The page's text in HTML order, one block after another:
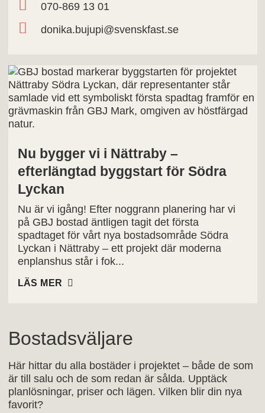
070-869 13 01
donika.bujupi@svenskfast.se
Nu bygger vi i Nättraby –
efterlängtad byggstart för Södra
Lyckan
Nu är vi igång! Efter noggrann planering har vi
på GBJ bostad äntligen tagit det första
spadtaget för vårt nya bostadsområde Södra
Lyckan i Nättraby – ett projekt där moderna
enplanshus står i fok...
LÄS MER
Bostadsväljare
Här hittar du alla bostäder i projektet – både de som
är till salu och de som redan är sålda. Upptäck
planlösningar, priser och lägen. Vilken blir din nya
favorit?